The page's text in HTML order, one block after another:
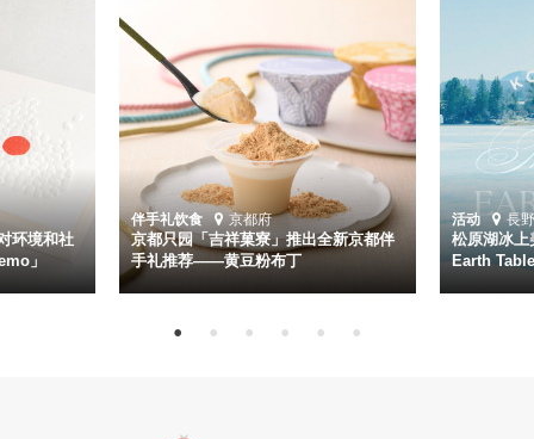
环境和社
」
伴手礼饮食 京都府
京都只园「吉祥菓寮」推出全新京都伴
手礼推荐——黄豆粉布丁
活动 長
松原湖冰
Earth